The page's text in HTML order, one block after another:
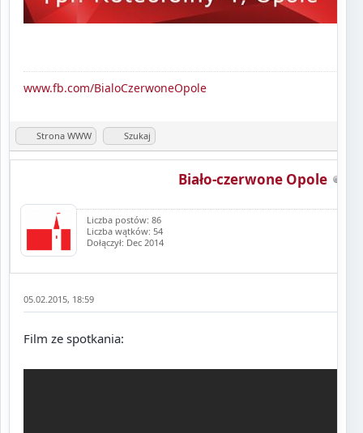
www.fb.com/BialoCzerwoneOpole
Strona WWW Szukaj
Biało-czerwone Opole
Liczba postów: 86
Liczba wątków: 54
Dołączył: Dec 2014
05.02.2015, 18:59
Film ze spotkania: